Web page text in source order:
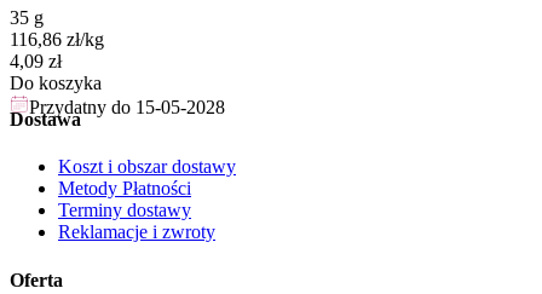
35 g
116,86 zł/kg
Cena
4,09 zł
Do koszyka
Przydatny do 15-05-2028
Dostawa
Koszt i obszar dostawy
Metody Płatności
Terminy dostawy
Reklamacje i zwroty
Oferta